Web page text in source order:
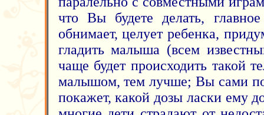
что Вы будете делать,
обнимает, целует ребенка,
гладить малыша (всем
чаще будет происходить такой
малышом, тем лучше; Вы сами
покажет, какой дозы ласки ему